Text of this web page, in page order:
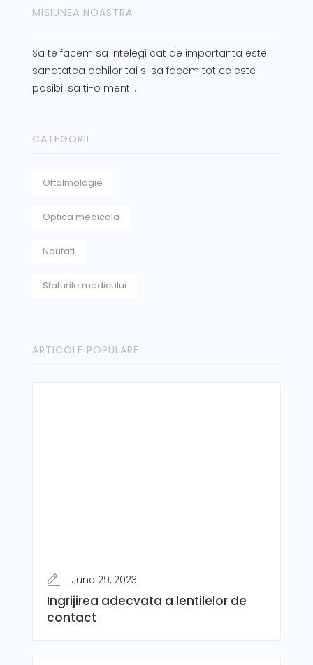
MISIUNEA NOASTRA
Sa te facem sa intelegi cat de importanta este
sanatatea ochilor tai si sa facem tot ce este
posibil sa ti-o mentii.
CATEGORII
Oftalmologie
Optica medicala
Noutati
Sfaturile medicului
ARTICOLE POPULARE
June 29, 2023
Ingrijirea adecvata a lentilelor de
contact